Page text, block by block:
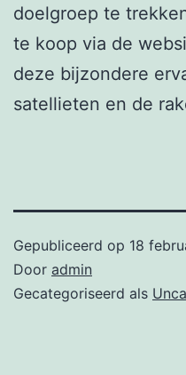
doelgroep te
te koop via de
deze bijzondere
satellieten en de
Gepubliceerd op 18
Door admin
Gecategoriseerd als